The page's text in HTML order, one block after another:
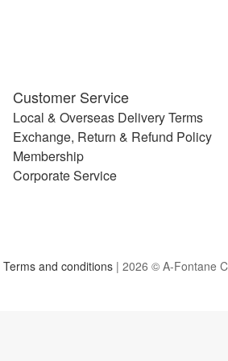
Customer Service
Local & Overseas Delivery Terms
Exchange, Return & Refund Policy
Membership
Corporate Service
Terms and conditions | 2026 © A-Fontane